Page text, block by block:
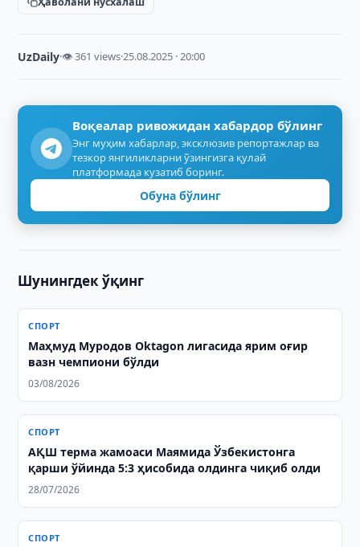
UzDaily·👁 361 views·25.08.2025 · 20:00
Воқеалар ривожидан хабардор бўлинг
Энг муҳим хабарлар, эксклюзив репортажлар ва
тезкор янгиликларни ўзингизга қулай
платформада кузатиб боринг.
Обуна бўлинг
Шунингдек ўқинг
СПОРТ
Маҳмуд Муродов Oktagon лигасида ярим оғир
вазн чемпиони бўлди
03/08/2026
СПОРТ
АҚШ терма жамоаси Маямида Ўзбекистонга
қарши ўйинда 5:3 ҳисобида олдинга чиқиб олди
28/07/2026
СПОРТ